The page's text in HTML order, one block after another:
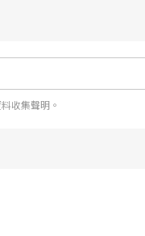
收集聲明。